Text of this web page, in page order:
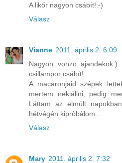
A likőr nagyon csábít!:-)
Válasz
Vianne 2011. április 2. 6:09
Nagyon vonzo
csillampor csábít!
A macaronjaid szépek
mertem nekiállni, pedig
Láttam az elmúlt
hétvégén kipròbàlom...
Válasz
Mary 2011. április 2. 7:32